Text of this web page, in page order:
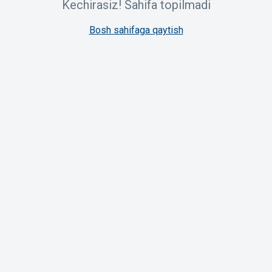
Kechirasiz! Sahifa topilmadi
Bosh sahifaga qaytish